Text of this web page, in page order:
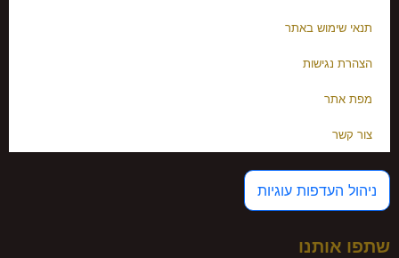
תנאי שימוש באתר
הצהרת נגישות
מפת אתר
צור קשר
ניהול העדפות עוגיות
שתפו אותנו